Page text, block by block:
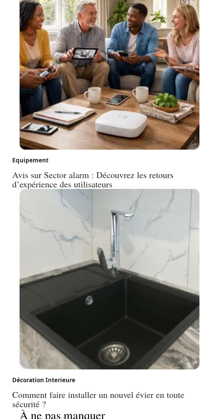
Equipement
Avis sur Sector alarm : Découvrez les retours
d’expérience des utilisateurs
Décoration Interieure
Comment faire installer un nouvel évier en toute
sécurité ?
À ne pas manquer